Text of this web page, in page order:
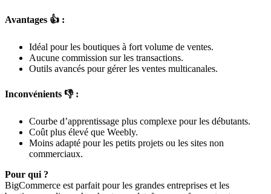
Avantages 👍 :
Idéal pour les boutiques à fort volume de ventes.
Aucune commission sur les transactions.
Outils avancés pour gérer les ventes multicanales.
Inconvénients 👎 :
Courbe d’apprentissage plus complexe pour les débutants.
Coût plus élevé que Weebly.
Moins adapté pour les petits projets ou les sites non
commerciaux.
Pour qui ?
BigCommerce est parfait pour les grandes entreprises et les